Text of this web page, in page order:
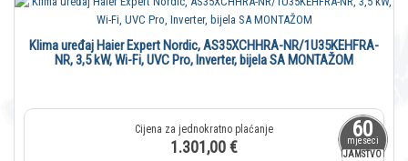
60
mjeseci
JAMSTVO
Klima uređaj Haier Expert Nordic, AS35XCHHRA-NR/1U35KEHFRA-
NR, 3,5 kW, Wi-Fi, UVC Pro, Inverter, bijela SA MONTAŽOM
1.301,00 €